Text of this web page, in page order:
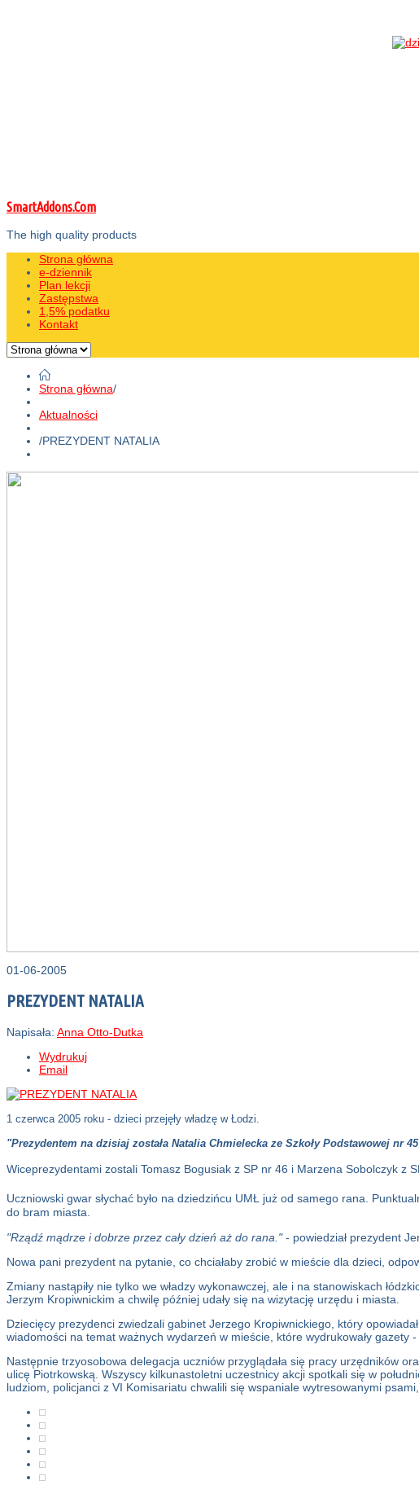
SmartAddons.Com
The high quality products
Strona główna
e-dziennik
Plan lekcji
Zastępstwa
1,5% podatku
Kontakt
Strona główna/
Aktualności
/PREZYDENT NATALIA
01-06-2005
PREZYDENT NATALIA
Napisała: Anna Otto-Dutka
Wydrukuj
Email
1 czerwca 2005 roku - dzieci przejęły władzę w Łodzi.
"Prezydentem na dzisiaj została Natalia Chmielecka ze Szkoły Podstawowej nr
Wiceprezydentami zostali Tomasz Bogusiak z SP nr 46 i Marzena Sobolczyk z
Uczniowski gwar słychać było na dziedzińcu UMŁ już od samego rana.
do bram miasta.
"Rządź mądrze i dobrze przez cały dzień aż do rana."- powiedział prezydent
Nowa pani prezydent na pytanie, co chciałaby zrobić w mieście dla dzieci,
Zmiany nastąpiły nie tylko we władzy wykonawczej, ale i na stanowiskach
Jerzym Kropiwnickim a chwilę później udały się na wizytację urzędu i miasta.
Dziecięcy prezydenci zwiedzali gabinet Jerzego Kropiwnickiego, który
wiadomości na temat ważnych wydarzeń w mieście, które wydrukowały gazety
Następnie trzyosobowa delegacja uczniów przyglądała się pracy urzędników
ulicę Piotrkowską. Wszyscy kilkunastoletni uczestnicy akcji spotkali się w
ludziom, policjanci z VI Komisariatu chwalili się wspaniale wytresowanymi